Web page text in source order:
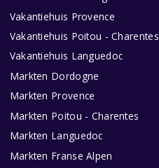
Vakantiehuis Provence
Vakantiehuis Poitou - Charentes
Vakantiehuis Languedoc
Markten Dordogne
Markten Provence
Markten Poitou - Charentes
Markten Languedoc
Markten Franse Alpen